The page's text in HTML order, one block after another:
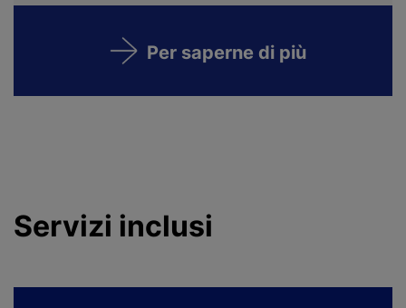
Per saperne di più
Servizi inclusi